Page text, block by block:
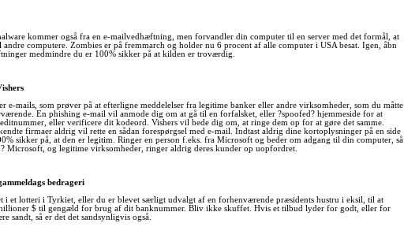
kommer også fra en e-mailvedhæftning, men forvandler din computer til en server med det formål, at
andre computere. Zombies er på fremmarch og holder nu 6 procent af alle computer i USA besat. Igen, åbn
medmindre du er 100% sikker på at kilden er troværdig.
e-mails, som prøver på at efterligne meddelelser fra legitime banker eller andre virksomheder, som du måtte
En phishing e-mail vil anmode dig om at gå til en forfalsket, eller ?spoofed? hjemmeside for at
eller verificere dit kodeord. Vishers vil bede dig om, at ringe dem op for at gøre det samme.
firmaer aldrig vil rette en sådan forespørgsel med e-mail. Indtast aldrig dine kortoplysninger på en side
sikker på, at den er legitim. Ringer en person f.eks. fra Microsoft og beder om adgang til din computer, så
Microsoft, og legitime virksomheder, ringer aldrig deres kunder op uopfordret.
bedrageri
i et lotteri i Tyrkiet, eller du er blevet særligt udvalgt af en forhenværende præsidents hustru i eksil, til at
$ til gengæld for brug af dit banknummer. Bliv ikke skuffet. Hvis et tilbud lyder for godt, eller for
sandt, så er det det sandsynligvis også.